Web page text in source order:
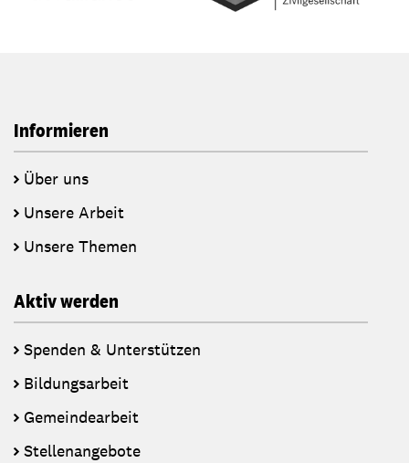
Informieren
Über uns
Unsere Arbeit
Unsere Themen
Aktiv werden
Spenden & Unterstützen
Bildungsarbeit
Gemeindearbeit
Stellenangebote